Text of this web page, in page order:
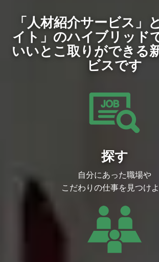
必須スキル
・下記のいずれかの経験
└フィギュア・玩具の開発業務経験
└IPビジネスのプロデュース経験
└ライセンサーとしてライセンス
務経験
└ライセンシーとしてライセンス
の制作進行ディレクション経験
・「ホロライブプロダクション」
昇華していくというミッションに
・コンテンツビジネス・キャラク
・ビジネスレベルの英語力がある方
ライセンス部は約10名所属してお
業/ブランドとのコラボ企画をはじ
玩やカプセルトイ、プライズ、コ
じなどの低価格帯のグッズから、
開催など幅広い業務を行っておりま
この仕事の魅力ややりがい
ファンの方に新しい体験価値を届
ントの活動そのものを後押しでき
そしてその実現に向けた手段や企
広いことが、この仕事の大きな特
タレントと共にコンテンツにこだ
まで担当できる能力
複数部署／多国籍環境で円滑に業
きる能力
歓迎スキル
ビジネスレベルの日本語力
海外ライセンス営業経験
インフルエンサーマーケティング
ーとの業務経験
北米圏市場に関する深い知見
戦略立案・市場分析スキル
・当社のMISSION/VALUEに共感
企画を実現すればユーザーが喜ぶ
ネス視点で考えられる方
・チームワークを大切にできる方
・主体的にものごとを考え、自ら
・雑務や細かい仕事にもしっかり
・定量的指標にコミットできる方
します。
■業務内容
進行中の各種ゲーム開発プロジェ
いて適性に応じて業務を決定し、
ます。
・社内外のステークホルダーとの
・外部開発会社との調整、スケジ
・クリエイティブ監修（シナリオ
ト、3Dモデル、UI/UXなど）
・ゲームタイトルに関連するイベ
ンライン/オフライン）の企画、デ
将来的にはプロジェクトマネージ
ィレクターなどのキャリアに挑戦
が可能です！
■参考リンク
・『hololive Dreams』公式サイト
https://www.hololive-dreams.com/
・熱意や愛情をもって業務に取り
・取引先企業や制作パートナーと
コンテンツ進行管理の実務経験１年
・ステークホルダーと円滑に連携
いコミュニケーション能力
「人材紹介サービス」
イト」のハイブリッド
いいとこ取りができる
ビスです
探す
自分にあった職場や
こだわりの仕事を見つけ